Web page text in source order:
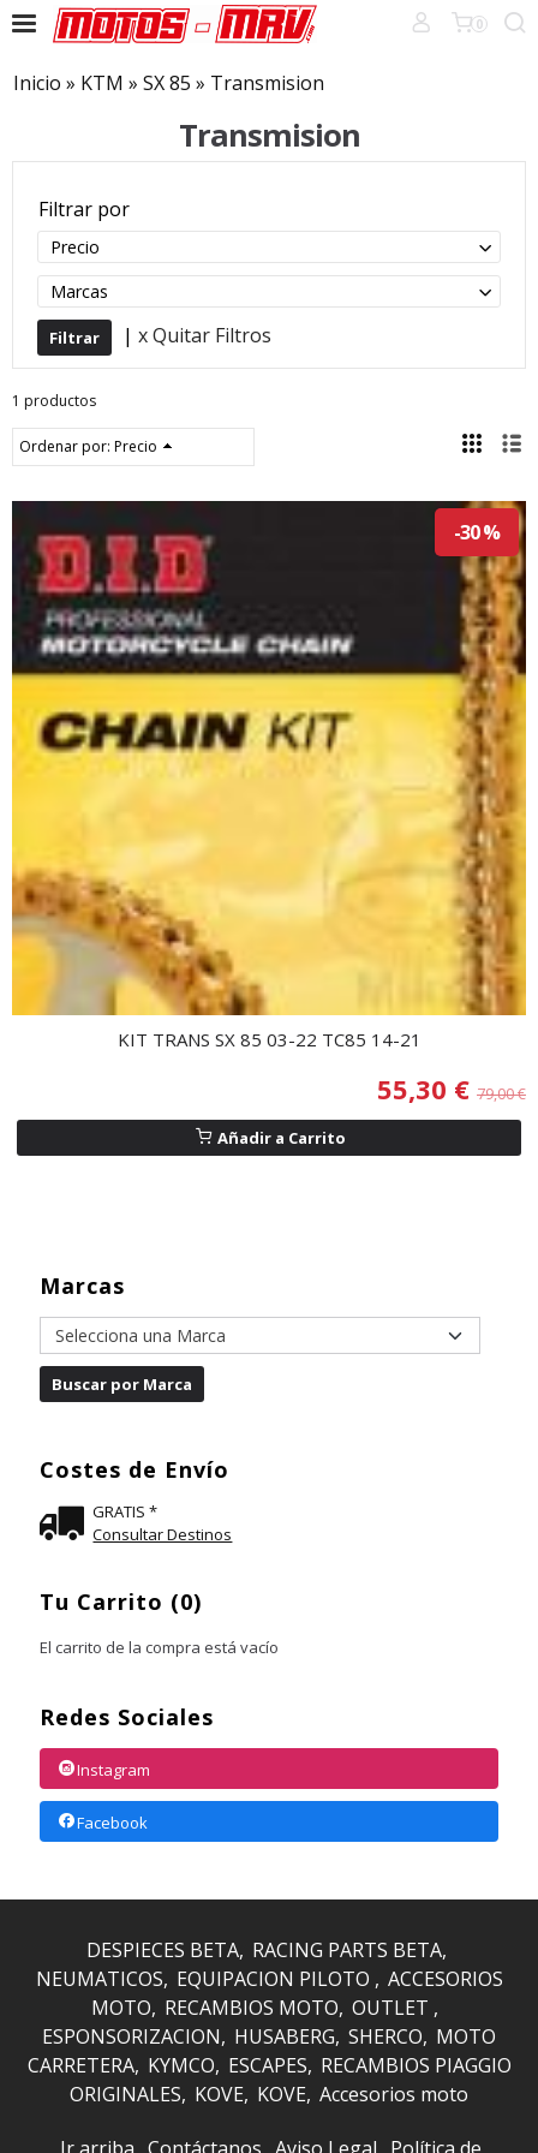
0
Marcas
Costes de Envío
GRATIS *
Consultar Destinos
Tu Carrito (0)
El carrito de la compra está vacío
Redes Sociales
Instagram
Facebook
Inicio » KTM » SX 85 » Transmision
Transmision
Filtrar por
Precio
Marcas
| x Quitar Filtros
1 productos
Ordenar por: Precio
-30 %
KIT TRANS SX 85 03-22 TC85 14-21
55,30 € 79,00 €
Añadir a Carrito
DESPIECES BETA RACING PARTS BETA
NEUMATICOS EQUIPACION PILOTO
ACCESORIOS
MOTO RECAMBIOS MOTO OUTLET
ESPONSORIZACION
HUSABERG SHERCO MOTO
CARRETERA KYMCO ESCAPES RECAMBIOS PIAGGIO
ORIGINALES KOVE KOVE Accesorios moto